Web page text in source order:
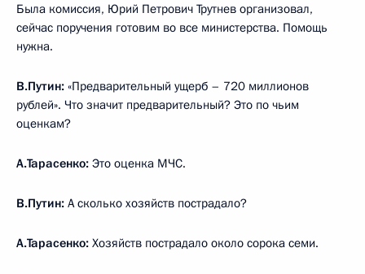
Была комиссия, Юрий Петрович Трутнев организовал,
сейчас поручения готовим во все министерства. Помощь
нужна.
В.Путин: «Предварительный ущерб – 720 миллионов
рублей». Что значит предварительный? Это по чьим
оценкам?
А.Тарасенко: Это оценка МЧС.
В.Путин: А сколько хозяйств пострадало?
А.Тарасенко: Хозяйств пострадало около сорока семи.